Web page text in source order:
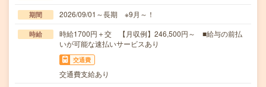
期間 2026/09/01～長期 ※9月～！
時給
時給1700円＋交 【月収例】246,500円～ ■給与の前払
いが可能な速払いサービスあり
交通費
交通費支給あり